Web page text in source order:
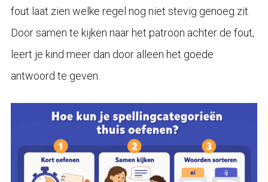
fout laat zien welke regel nog niet stevig genoeg zit.
Door samen te kijken naar het patroon achter de fout,
leert je kind meer dan door alleen het goede
antwoord te geven.